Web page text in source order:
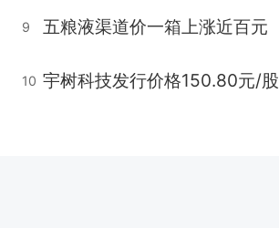
9 五粮液渠道价一箱上涨近百元
10 宇树科技发行价格150.80元/股